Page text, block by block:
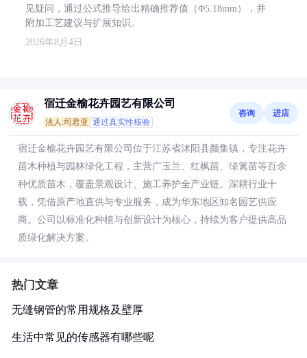
见疑问，通过公式推导给出精确推荐值（Φ5.18mm），并
附加工艺建议与扩展知识。
2026年8月4日
宿迁金榆花卉园艺有限公司
法人:司君亚 通过真实性核验
咨询 进店
宿迁金榆花卉园艺有限公司位于江苏省沭阳县颜集镇，专注花卉
苗木种植与园林绿化工程，主营广玉兰、红枫苗、绿篱苗等百余
种优质苗木，覆盖景观设计、施工养护全产业链。深耕行业十
载，凭借原产地直供与专业服务，成为华东地区知名园艺供应
商。公司以标准化种植与创新设计为核心，持续为客户提供高品
质绿化解决方案。
热门文章
无缝钢管的常用规格及壁厚
生活中常见的传感器有哪些呢